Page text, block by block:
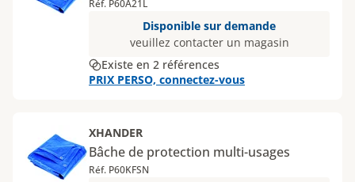
Réf. P60A21L
Disponible sur demande
veuillez contacter un magasin
Existe en 2 références
PRIX PERSO, connectez-vous
XHANDER
Bâche de protection multi-usages
Réf. P60KFSN